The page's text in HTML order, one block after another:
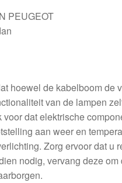
PEUGEOT
hoewel de kabelboom de
van de lampen
dat elektrische
aan weer en
Zorg ervoor dat u
nodig, vervang deze om